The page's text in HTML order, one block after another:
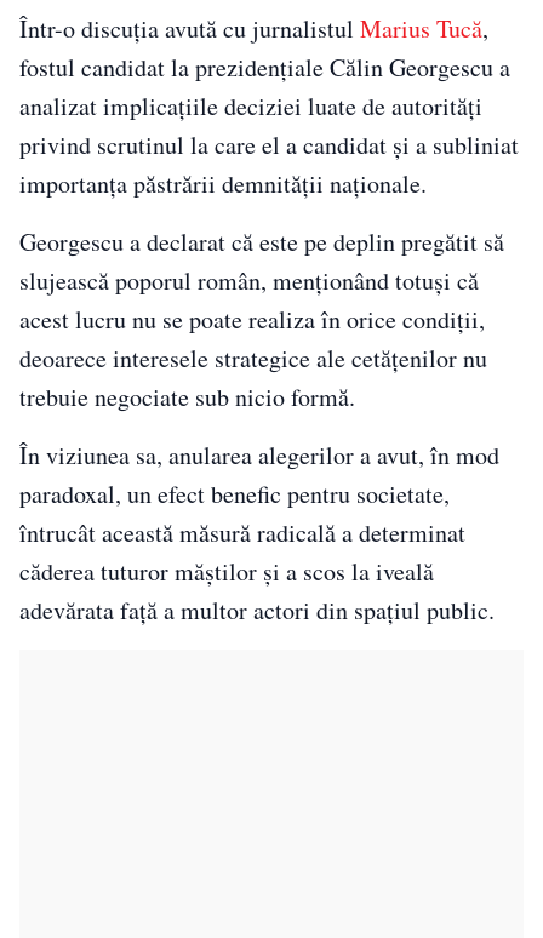
Într-o discuția avută cu jurnalistul Marius Tucă,
fostul candidat la prezidențiale Călin Georgescu a
analizat implicațiile deciziei luate de autorități
privind scrutinul la care el a candidat și a subliniat
importanța păstrării demnității naționale.
Georgescu a declarat că este pe deplin pregătit să
slujească poporul român, menționând totuși că
acest lucru nu se poate realiza în orice condiții,
deoarece interesele strategice ale cetățenilor nu
trebuie negociate sub nicio formă.
În viziunea sa, anularea alegerilor a avut, în mod
paradoxal, un efect benefic pentru societate,
întrucât această măsură radicală a determinat
căderea tuturor măștilor și a scos la iveală
adevărata față a multor actori din spațiul public.